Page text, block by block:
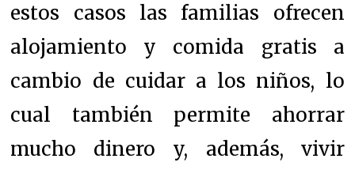
estos casos las familias ofrecen
alojamiento y comida gratis a
cambio de cuidar a los niños, lo
cual también permite ahorrar
mucho dinero y, además, vivir